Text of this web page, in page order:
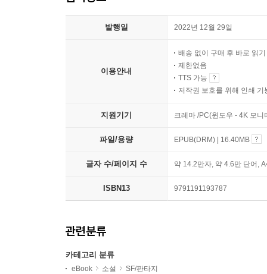
발행일 2022년 12월 29일
이용안내
배송 없이 구매 후 바로 읽기
제한없음
TTS 가능
저작권 보호를 위해 인쇄 기
지원기기 크레마 /PC(윈도우 - 4K 모
파일/용량 EPUB(DRM) | 16.40MB
글자 수/페이지 수 약 14.2만자, 약 4.6만 단어,
ISBN13 9791191193787
관련분류
카테고리 분류
eBook 소설 SF/판타지